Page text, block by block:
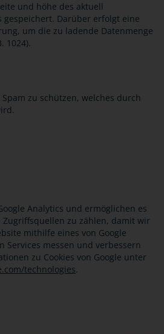
und höhe des aktuell
gespeichert. Darüber erfolgt eine
um die zu ladende Datenmenge
1024).
zu schützen, welches durch
Analytics und ermöglichen es
Zugriffsquellen zu zählen, damit wir
mithilfe eines von Google
Services messen und verbessern
zu Cookies von Google unter
technologies.